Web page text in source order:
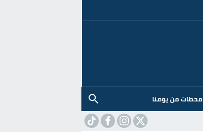
محطات من يومنا